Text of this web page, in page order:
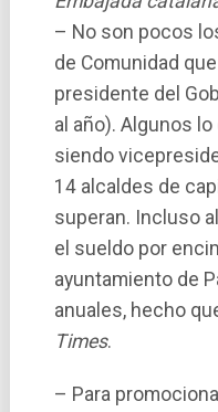
– No son pocos
de Comunidad
presidente del
al año). Algunos
siendo
14 alcaldes de
superan. Incluso
el sueldo por
ayuntamiento de
anuales, hecho
Times.
– Para